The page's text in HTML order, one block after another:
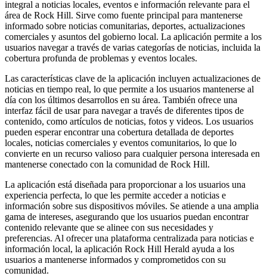
integral a noticias locales, eventos e información relevante para el
área de Rock Hill. Sirve como fuente principal para mantenerse
informado sobre noticias comunitarias, deportes, actualizaciones
comerciales y asuntos del gobierno local. La aplicación permite a los
usuarios navegar a través de varias categorías de noticias, incluida la
cobertura profunda de problemas y eventos locales.
Las características clave de la aplicación incluyen actualizaciones de
noticias en tiempo real, lo que permite a los usuarios mantenerse al
día con los últimos desarrollos en su área. También ofrece una
interfaz fácil de usar para navegar a través de diferentes tipos de
contenido, como artículos de noticias, fotos y videos. Los usuarios
pueden esperar encontrar una cobertura detallada de deportes
locales, noticias comerciales y eventos comunitarios, lo que lo
convierte en un recurso valioso para cualquier persona interesada en
mantenerse conectado con la comunidad de Rock Hill.
La aplicación está diseñada para proporcionar a los usuarios una
experiencia perfecta, lo que les permite acceder a noticias e
información sobre sus dispositivos móviles. Se atiende a una amplia
gama de intereses, asegurando que los usuarios puedan encontrar
contenido relevante que se alinee con sus necesidades y
preferencias. Al ofrecer una plataforma centralizada para noticias e
información local, la aplicación Rock Hill Herald ayuda a los
usuarios a mantenerse informados y comprometidos con su
comunidad.